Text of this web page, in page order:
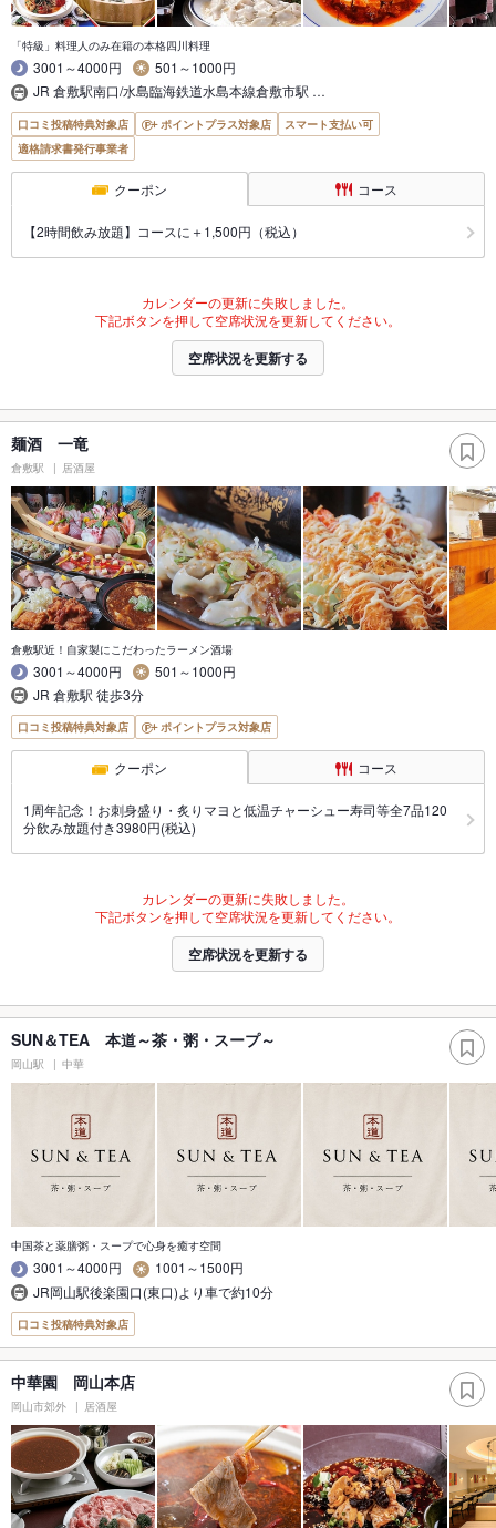
「特級」料理人のみ在籍の本格四川料理
3001～4000円
501～1000円
JR 倉敷駅南口/水島臨海鉄道水島本線倉敷市駅 …
口コミ投稿特典対象店 ポイントプラス対象店
スマート支払い可
適格請求書発行事業者
クーポン コース
【2時間飲み放題】コースに＋1,500円（税込）
カレンダーの更新に失敗しました。
下記ボタンを押して空席状況を更新してください。
空席状況を更新する
麺酒 一竜
倉敷駅 居酒屋
倉敷駅近！自家製にこだわったラーメン酒場
3001～4000円
501～1000円
JR 倉敷駅 徒歩3分
口コミ投稿特典対象店 ポイントプラス対象店
クーポン コース
1周年記念！お刺身盛り・炙りマヨと低温チャーシュー寿司等全7品120
分飲み放題付き3980円(税込)
カレンダーの更新に失敗しました。
下記ボタンを押して空席状況を更新してください。
空席状況を更新する
SUN＆TEA 本道～茶・粥・スープ～
岡山駅 中華
中国茶と薬膳粥・スープで心身を癒す空間
3001～4000円
1001～1500円
JR岡山駅後楽園口(東口)より車で約10分
口コミ投稿特典対象店
中華園 岡山本店
岡山市郊外 居酒屋